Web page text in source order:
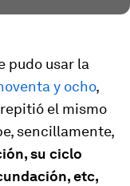
pudo usar la
y ocho,
el mismo
sencillamente,
su ciclo
etc,